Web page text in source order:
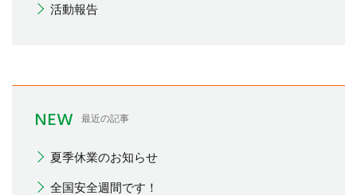
活動報告
NEW 最近の記事
夏季休業のお知らせ
全国安全週間です！